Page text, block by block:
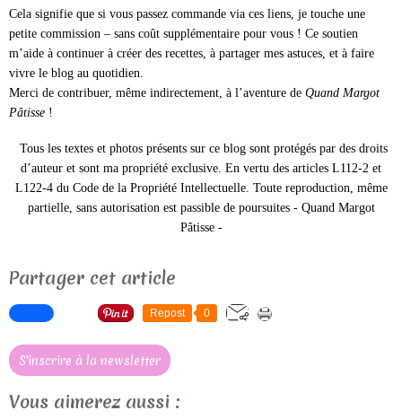
Cela signifie que si vous passez commande via ces liens, je touche une
petite commission – sans coût supplémentaire pour vous ! Ce soutien
m’aide à continuer à créer des recettes, à partager mes astuces, et à faire
vivre le blog au quotidien.
Merci de contribuer, même indirectement, à l’aventure de Quand Margot
Pâtisse !
Tous les textes et photos présents sur ce blog sont protégés par des droits
d’auteur et sont ma propriété exclusive. En vertu des articles L112-2 et
L122-4 du Code de la Propriété Intellectuelle. Toute reproduction, même
partielle, sans autorisation est passible de poursuites - Quand Margot
Pâtisse -
Partager cet article
Repost 0
S'inscrire à la newsletter
Vous aimerez aussi :